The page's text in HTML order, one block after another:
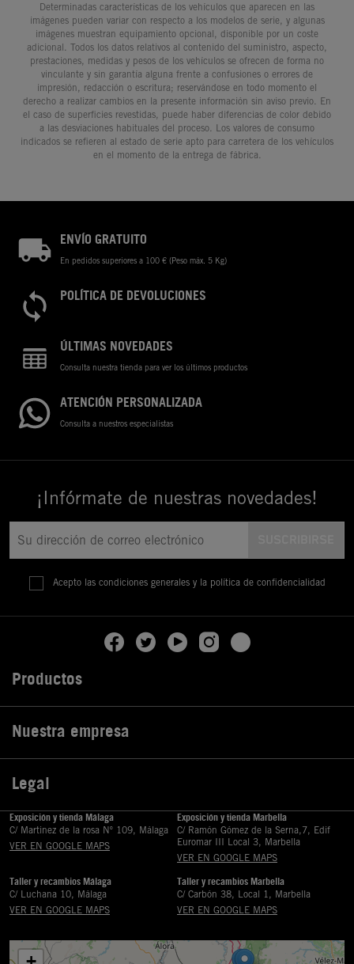
Determinadas características de los vehículos que aparecen en las
imágenes pueden variar con respecto a los modelos de serie, y algunas
imágenes muestran equipamiento opcional, disponible por un coste
adicional. Todos los datos relativos al contenido del suministro, aspecto,
prestaciones, medidas y pesos de los vehículos se ofrecen de forma no
vinculante y sin garantía alguna frente a confusiones o errores de
impresión, redacción o escritura; reservándose en todo momento el
derecho a realizar cambios en la presente información sin aviso previo. En
el caso de superficies revestidas, puede haber diferencias de color debido
a las desviaciones habituales del proceso. Los valores de consumo
indicados se refieren al estado de serie apto para carretera de los vehículos
en el momento de la entrega de fábrica.
ENVÍO GRATUITO
En pedidos superiores a 100 € (Peso máx. 5 Kg)
POLÍTICA DE DEVOLUCIONES
ÚLTIMAS NOVEDADES
Consulta nuestra tienda para ver los últimos productos
ATENCIÓN PERSONALIZADA
Consulta a nuestros especialistas
¡Infórmate de nuestras novedades!
Acepto las condiciones generales y la política de confidencialidad
Productos
Nuestra empresa
Legal
Exposición y tienda Málaga
C/ Martinez de la rosa Nº 109, Málaga
VER EN GOOGLE MAPS
Exposición y tienda Marbella
C/ Ramón Gómez de la Serna,7, Edif
Euromar III Local 3, Marbella
VER EN GOOGLE MAPS
Taller y recambios Málaga
C/ Luchana 10, Málaga
VER EN GOOGLE MAPS
Taller y recambios Marbella
C/ Carbón 38, Local 1, Marbella
VER EN GOOGLE MAPS